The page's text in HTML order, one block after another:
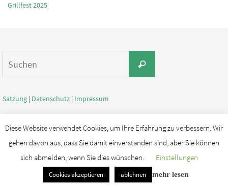
Grillfest 2025
Suchen
Satzung | Datenschutz | Impressum
Powerd by MTV Niedersachswerfen.e.V
Präsentiert vonNirvana&WordPress.
Diese Website verwendet Cookies, um Ihre Erfahrung zu verbessern. Wir
gehen davon aus, dass Sie damit einverstanden sind, aber Sie können
sich abmelden, wenn Sie dies wünschen.
Einstellungen
Cookies akzeptieren ablehnen mehr lesen